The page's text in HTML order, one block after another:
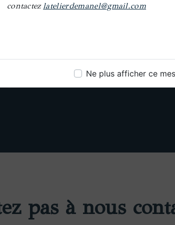
contactez latelierdemanel@gmail.com
Ne plus afficher ce
pas à nous